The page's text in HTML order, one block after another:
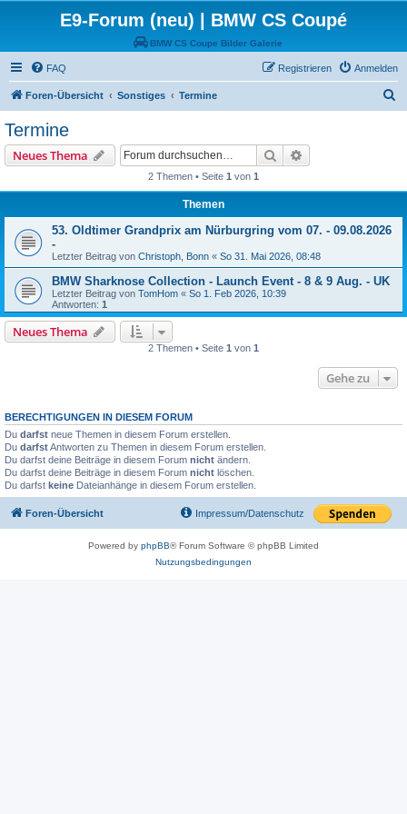
E9-Forum (neu) | BMW CS Coupé
BMW CS Coupe Bilder Galerie
FAQ Anmelden
Registrieren
Foren-Übersicht Sonstiges Termine
Termine
Neues Thema Suche
2 Themen • Seite 1 von 1
Themen
53. Oldtimer Grandprix am Nürburgring vom 07. - 09.08.2026
-
Letzter Beitrag von Christoph, Bonn « So 31. Mai 2026, 08:48
BMW Sharknose Collection - Launch Event - 8 & 9 Aug. - UK
Letzter Beitrag von TomHom « So 1. Feb 2026, 10:39
Antworten: 1
Neues Thema
2 Themen • Seite 1 von 1
Gehe zu
BERECHTIGUNGEN IN DIESEM FORUM
Du darfst neue Themen in diesem Forum erstellen.
Du darfstAntworten zu Themen in diesem Forum erstellen.
Du darfst deine Beiträge in diesem Forum nicht ändern.
Du darfst deine Beiträge in diesem Forum nicht löschen.
Du darfst keine Dateianhänge in diesem Forum erstellen.
Foren-Übersicht Impressum/Datenschutz
Powered by phpBB® Forum Software © phpBB Limited
Nutzungsbedingungen